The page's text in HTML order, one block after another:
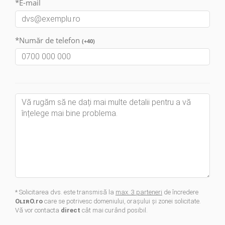
*E-mail
*Număr de telefon (+40)
* Solicitarea dvs. este transmisă la max. 3 parteneri de încredere
OʟɪʀO.ro care se potrivesc domeniului, oraşului şi zonei solicitate.
Vă vor contacta direct cât mai curând posibil.